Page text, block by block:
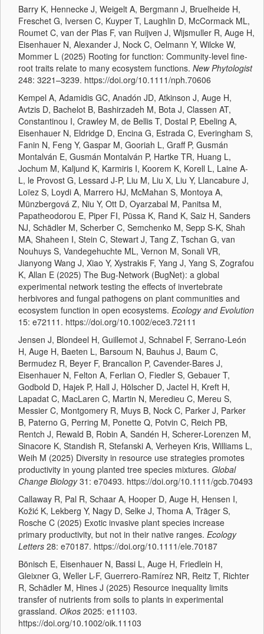
Barry K, Hennecke J, Weigelt A, Bergmann J, Bruelheide H,
Freschet G, Iversen C, Kuyper T, Laughlin D, McCormack ML,
Roumet C, van der Plas F, van Ruijven J, Wijsmuller R, Auge H,
Eisenhauer N, Alexander J, Nock C, Oelmann Y, Wilcke W,
Mommer L (2025) Rooting for function: Community-level fine-
root traits relate to many ecosystem functions. New Phytologist
248: 3221–3239. https://doi.org/10.1111/nph.70606
Kempel A, Adamidis GC, Anadón JD, Atkinson J, Auge H,
Avtzis D, Bachelot B, Bashirzadeh M, Bota J, Classen AT,
Constantinou I, Crawley M, de Bellis T, Dostal P, Ebeling A,
Eisenhauer N, Eldridge D, Encina G, Estrada C, Everingham S,
Fanin N, Feng Y, Gaspar M, Gooriah L, Graff P, Gusmán
Montalván E, Gusmán Montalván P, Hartke TR, Huang L,
Jochum M, Kaljund K, Karmiris I, Koorem K, Korell L, Laine A-
L, le Provost G, Lessard J-P, Liu M, Liu X, Liu Y, Llancabure J,
Loïez S, Loydi A, Marrero HJ, McMahan S, Montoya A,
Münzbergová Z, Niu Y, Ott D, Oyarzabal M, Panitsa M,
Papatheodorou E, Piper FI, Püssa K, Rand K, Saiz H, Sanders
NJ, Schädler M, Scherber C, Semchenko M, Sepp S-K, Shah
MA, Shaheen I, Stein C, Stewart J, Tang Z, Tschan G, van
Nouhuys S, Vandegehuchte ML, Vernon M, Sonali VR,
Jianyong Wang J, Xiao Y, Xystrakis F, Yang J, Yang S, Zografou
K, Allan E (2025) The Bug-Network (BugNet): a global
experimental network testing the effects of invertebrate
herbivores and fungal pathogens on plant communities and
ecosystem function in open ecosystems. Ecology and Evolution
15: e72111. https://doi.org/10.1002/ece3.72111
Jensen J, Blondeel H, Guillemot J, Schnabel F, Serrano-León
H, Auge H, Baeten L, Barsoum N, Bauhus J, Baum C,
Bermudez R, Beyer F, Brancalion P, Cavender-Bares J,
Eisenhauer N, Felton A, Ferlian O, Fiedler S, Gebauer T,
Godbold D, Hajek P, Hall J, Hölscher D, Jactel H, Kreft H,
Lapadat C, MacLaren C, Martin N, Meredieu C, Mereu S,
Messier C, Montgomery R, Muys B, Nock C, Parker J, Parker
B, Paterno G, Perring M, Ponette Q, Potvin C, Reich PB,
Rentch J, Rewald B, Robin A, Sandén H, Scherer-Lorenzen M,
Sinacore K, Standish R, Stefanski A, Verheyen Kris, Williams L,
Weih M (2025) Diversity in resource use strategies promotes
productivity in young planted tree species mixtures. Global
Change Biology31: e70493. https://doi.org/10.1111/gcb.70493
Callaway R, Pal R, Schaar A, Hooper D, Auge H, Hensen I,
Kožić K, Lekberg Y, Nagy D, Selke J, Thoma A, Träger S,
Rosche C (2025) Exotic invasive plant species increase
primary productivity, but not in their native ranges. Ecology
Letters 28: e70187. https://doi.org/10.1111/ele.70187
Bönisch E, Eisenhauer N, Bassi L, Auge H, Friedlein H,
Gleixner G, Weller L-F, Guerrero-Ramírez NR, Reitz T, Richter
R, Schädler M, Hines J (2025) Resource inequality limits
transfer of nutrients from soils to plants in experimental
grassland. Oikos 2025: e11103.
https://doi.org/10.1002/oik.11103